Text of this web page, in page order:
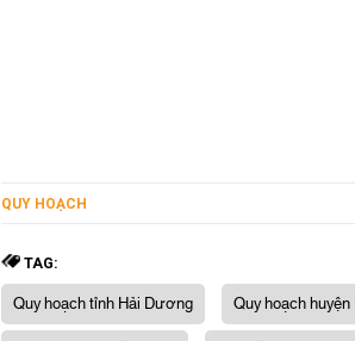
QUY HOẠCH
TAG:
Quy hoạch tỉnh Hải Dương Quy hoạch